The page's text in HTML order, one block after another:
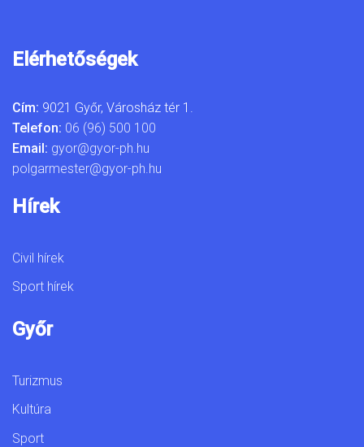
Elérhetőségek
Cím: 9021 Győr, Városház tér 1.
Telefon: 06 (96) 500 100
Email: gyor@gyor-ph.hu
polgarmester@gyor-ph.hu
Hírek
Civil hírek
Sport hírek
Győr
Turizmus
Kultúra
Sport